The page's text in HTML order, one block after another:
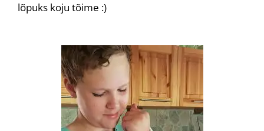
lõpuks koju tõime :)